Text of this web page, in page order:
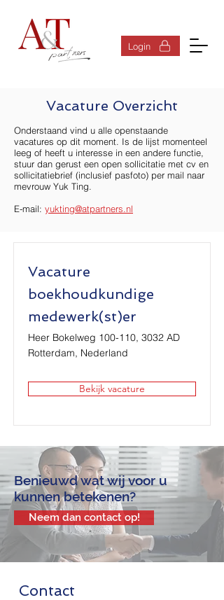
Login
Vacature Overzicht
Onderstaand vind u alle openstaande
vacatures op dit moment. Is de lijst momenteel
leeg of heeft u interesse in een andere functie,
stuur dan gerust een open sollicitatie met cv en
sollicitatiebrief (inclusief pasfoto) per mail naar
mevrouw Yuk Ting.
E-mail: yukting@atpartners.nl
Vacature
boekhoudkundige
medewerk(st)er
Heer Bokelweg 100-110, 3032 AD
Rotterdam, Nederland
Bekijk vacature
Benieuwd wat wij voor u
kunnen betekenen?
Neem dan contact op!
Contact